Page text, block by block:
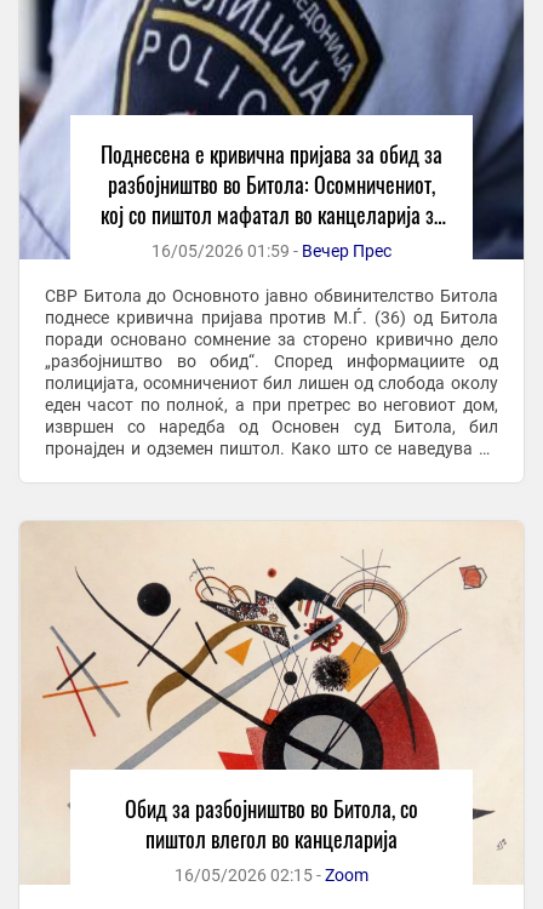
Поднесена е кривична пријава за обид за
разбојништво во Битола: Осомничениот,
кој со пиштол мафатал во канцеларија за
брз кредити, e лишен од слобода
16/05/2026 01:59 - Вечер Прес
СВР Битола до Основното јавно обвинителство Битола
поднесе кривична пријава против М.Ѓ. (36) од Битола
поради основано сомнение за сторено кривично дело
„разбојништво во обид“. Според информациите од
полицијата, осомничениот бил лишен од слобода околу
еден часот по полноќ, а при претрес во неговиот дом,
извршен со наредба од Основен суд Битола, бил
пронајден и одземен пиштол. Како што се наведува во
Обид за разбојништво во Битола, со
пиштол влегол во канцеларија
16/05/2026 02:15 -Zoom